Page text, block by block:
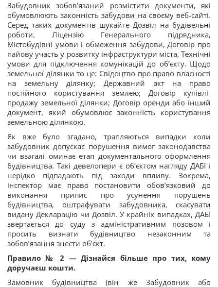
Забудовник зобов’язаний розмістити документи, які
обумовлюють законність забудови на своєму веб-сайті.
Серед таких документів шукайте Дозвіл на будівельні
роботи, Ліцензію Генерального підрядника,
Містобудівні умови і обмеження забудови, Договір про
пайову участь у розвитку інфраструктури міста, Технічні
умови для підключення комунікацій до об’єкту. Щодо
земельної ділянки то це: Свідоцтво про право власності
на земельну ділянку; Державний акт на право
постійного користування землею; Договір купівлі-
продажу земельної ділянки; Договір оренди або інший
документ, який обумовлює законність користування
земельною ділянкою.
Як вже було згадано, трапляються випадки коли
забудовник допускає порушення вимог законодавства
чи взагалі оминає етап документального оформлення
будівництва. Такі девелопери є об’єктом нагляду ДАБІ і
нерідко підпадають під заходи впливу. Зокрема,
інспектор має право постановити обов’язковий до
виконання припис про усунення порушень
будівництва, оштрафувати забудовника, скасувати
видану Декларацію чи Дозвіл. У крайніх випадках, ДАБІ
звертається до суду з адміністративним позовом і
просить визнати будівництво незаконним та
зобов’язання знести об’єкт.
Правило № 2 — Дізнайся більше про тих, кому
доручаєш кошти.
Замовник будівництва (він же Забудовник або